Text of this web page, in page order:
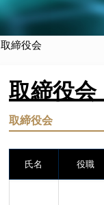
取締役会
取締役会
取締役会
氏名 役職